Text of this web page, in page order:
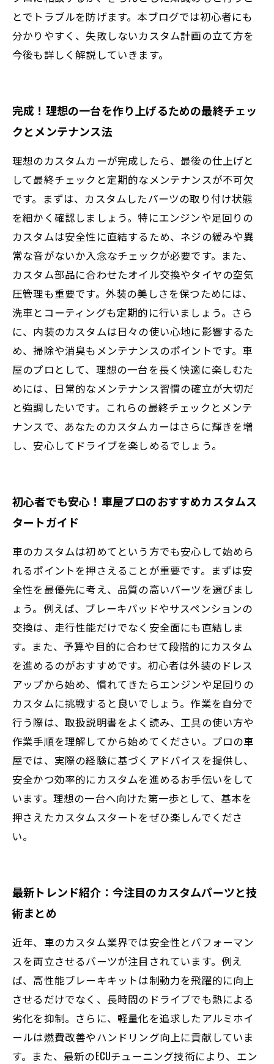
とでトラブルを防げます。本ブログでは初心者にも
分かりやすく、失敗しないカスタム計画の立て方を
今後も詳しく解説していきます。
完成！理想の一台を作り上げるための最終チェッ
クとメンテナンス法
理想のカスタムカーが完成したら、最後の仕上げと
して最終チェックと定期的なメンテナンスが不可欠
です。まずは、カスタムしたパーツの取り付け状態
を細かく確認しましょう。特にエンジンや足回りの
カスタムは安全性に直結するため、ネジの緩みや異
常な音がないか入念なチェックが必要です。また、
カスタム部品に合わせたオイル交換やタイヤの空気
圧管理も重要です。外装の美しさを保つためには、
洗車とコーティングも定期的に行いましょう。さら
に、内装のカスタムは日々の使い心地に影響するた
め、掃除や消臭もメンテナンスのポイントです。車
屋のプロとして、理想の一台を長く快適に楽しむた
めには、日常的なメンテナンス習慣の確立が大切だ
と強調したいです。これらの最終チェックとメンテ
ナンスで、あなたのカスタムカーはさらに輝きを増
し、安心してドライブを楽しめるでしょう。
初心者でも安心！車屋プロのおすすめカスタムス
タートガイド
車のカスタムは初めてという方でも安心して始めら
れるポイントを押さえることが重要です。まずは安
全性を最優先に考え、品質の高いパーツを選びまし
ょう。例えば、ブレーキパッドやサスペンションの
交換は、走行性能だけでなく安全面にも直結しま
す。また、予算や目的に合わせて段階的にカスタム
を進めるのがおすすめです。初心者は外装のドレス
アップから始め、慣れてきたらエンジンや足回りの
カスタムに挑戦すると良いでしょう。作業を自分で
行う際は、取扱説明書をよく読み、工具の使い方や
作業手順を理解してから始めてください。プロの車
屋では、実際の経験に基づくアドバイスを提供し、
安全かつ効率的にカスタムを進めるお手伝いをして
います。理想の一台へ向けた第一歩として、基本を
押さえたカスタムスタートをぜひ楽しんでくださ
い。
最新トレンド紹介：今注目のカスタムパーツと技
術まとめ
近年、車のカスタム業界では安全性とパフォーマン
スを両立させるパーツが注目されています。例え
ば、高性能ブレーキキットは制動力を飛躍的に向上
させるだけでなく、長時間のドライブでも熱による
劣化を抑制。さらに、軽量化を追求したアルミホイ
ールは燃費改善やハンドリング向上に貢献していま
す。また、最新のECUチューニング技術により、エン